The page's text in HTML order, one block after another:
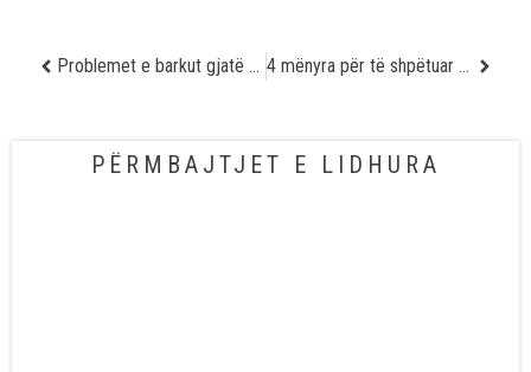
Problemet e barkut gjatë udhëtimit 4 mënyra për të shpëtuar nga dhimbja e qafës
PËRMBAJTJET E LIDHURA